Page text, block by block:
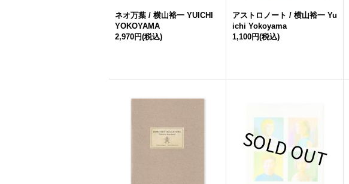
ネオ万葉 / 横山裕一 YUICHI
YOKOYAMA
2,970円(税込)
アストロノート / 横山裕一 Yu
ichi Yokoyama
1,100円(税込)